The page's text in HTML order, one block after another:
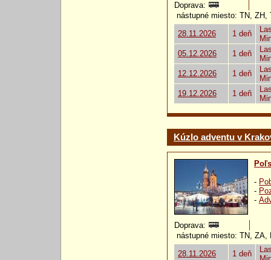
Doprava:
nástupné miesto: TN,
28.11.2026
1 deň
05.12.2026
1 deň
12.12.2026
1 deň
19.12.2026
1 deň
Kúzlo adventu v
-
-
-
Doprava:
nástupné miesto: TN, ZA,
28.11.2026
1 deň